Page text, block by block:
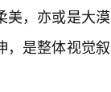
美，亦或是大漠
，是整体视觉叙